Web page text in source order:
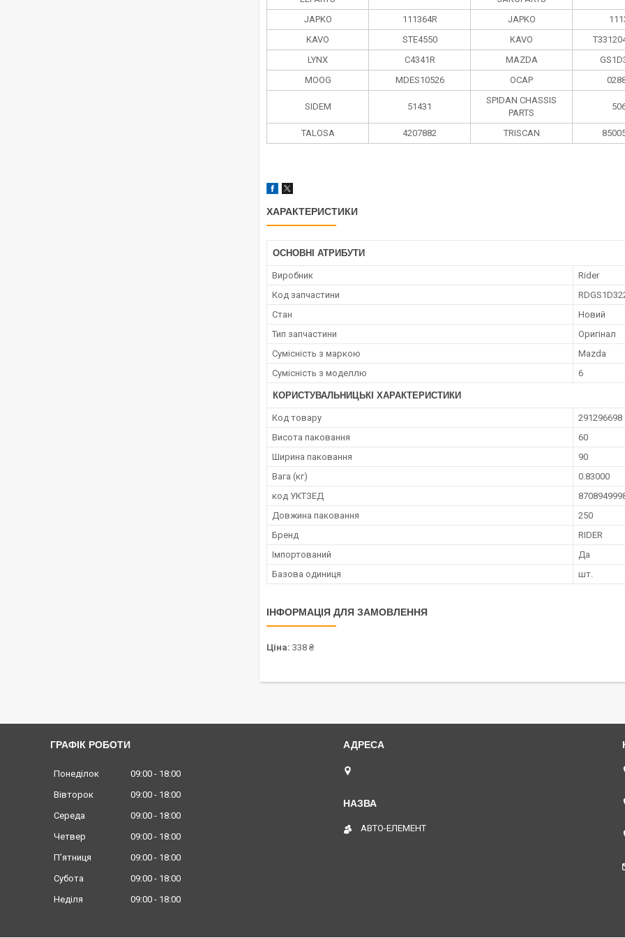
JAPKO 111364R JAPKO
KAVO
STE4550 KAVO
LYNX
C4341R MAZDA
MOOG
MDES10526 OCAP
SIDEM 51431
SPIDAN CHASSIS
PARTS
TALOSA 4207882 TRISCAN
ХАРАКТЕРИСТИКИ
ОСНОВНІ АТРИБУТИ
Виробник
Rider
Код запчастини
Стан
Новий
Тип запчастини
Оригінал
Сумісність з маркою
Mazda
Сумісність з моделлю
6
КОРИСТУВАЛЬНИЦЬКІ ХАРАКТЕРИСТИКИ
Код товару
291296698
Висота паковання
60
Ширина паковання
90
Вага (кг)
0.83000
код УКТЗЕД
Довжина паковання
250
Бренд
RIDER
Імпортований
Да
Базова одиниця
шт.
ІНФОРМАЦІЯ ДЛЯ ЗАМОВЛЕННЯ
Ціна: 338 ₴
ГРАФІК РОБОТИ
Понеділок 09:00
18:00
Вівторок
09:00
18:00
Середа
09:00
18:00
Четвер
09:00
18:00
Пʼятниця
09:00
18:00
Субота
09:00
18:00
Неділя
09:00 18:00
АВТО-ЕЛЕМЕНТ